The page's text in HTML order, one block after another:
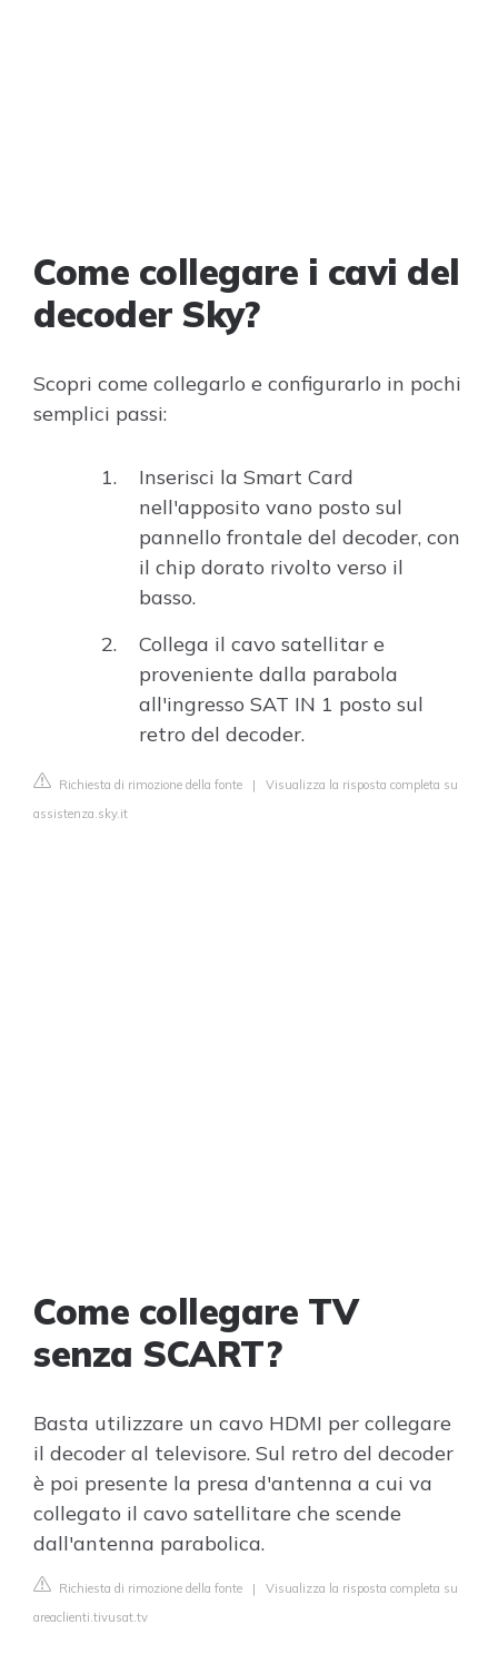
Come collegare i cavi del
decoder Sky?
Scopri come collegarlo e configurarlo in pochi
semplici passi:
Inserisci la Smart Card
nell'apposito vano posto sul
pannello frontale del decoder, con
il chip dorato rivolto verso il
basso.
Collega il cavo satellitar e
proveniente dalla parabola
all'ingresso SAT IN 1 posto sul
retro del decoder.
Richiesta di rimozione della fonte | Visualizza la risposta completa su
assistenza.sky.it
Come collegare TV
senza SCART?
Basta utilizzare un cavo HDMI per collegare
il decoder al televisore. Sul retro del decoder
è poi presente la presa d'antenna a cui va
collegato il cavo satellitare che scende
dall'antenna parabolica.
Richiesta di rimozione della fonte | Visualizza la risposta completa su
areaclienti.tivusat.tv